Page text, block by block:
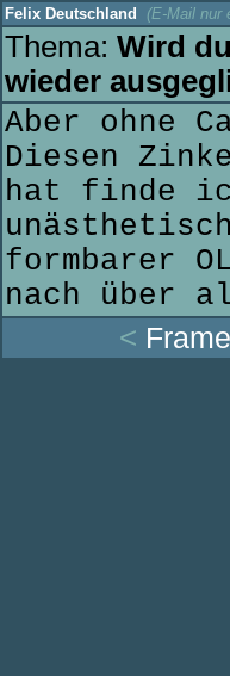
Felix Deutschland (E-Mail nur
Thema: Wird
wieder
Aber ohne
Diesen
hat finde
formbarer
nach über
<